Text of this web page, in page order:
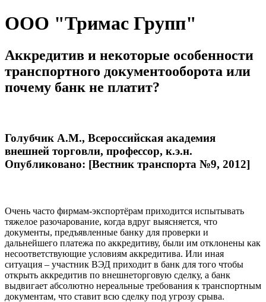
ООО "Тримас Групп"
Аккредитив и некоторые особенности
транспортного документооборота или
почему банк не платит?
Голубчик А.М., Всероссийская академия
внешней торговли, профессор, к.э.н.
Опубликовано: [Вестник транспорта №9, 2012]
Очень часто фирмам-экспортёрам приходится испытывать
тяжелое разочарование, когда вдруг выясняется, что
документы, предъявленные банку для проверки и
дальнейшего платежа по аккредитиву, были им отклонены как
несоответствующие условиям аккредитива. Или иная
ситуация – участник ВЭД приходит в банк для того чтобы
открыть аккредитив по внешнеторговую сделку, а банк
выдвигает абсолютно нереальные требования к транспортным
документам, что ставит всю сделку под угрозу срыва.